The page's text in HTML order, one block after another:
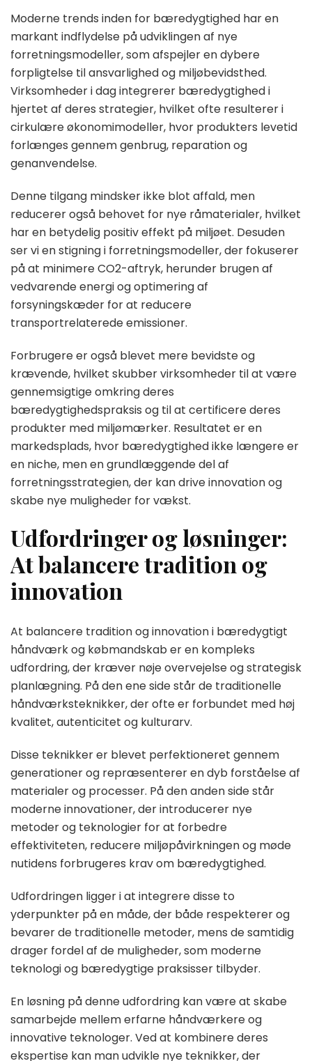
Moderne trends inden for bæredygtighed har en
markant indflydelse på udviklingen af nye
forretningsmodeller, som afspejler en dybere
forpligtelse til ansvarlighed og miljøbevidsthed.
Virksomheder i dag integrerer bæredygtighed i
hjertet af deres strategier, hvilket ofte resulterer i
cirkulære økonomimodeller, hvor produkters levetid
forlænges gennem genbrug, reparation og
genanvendelse.
Denne tilgang mindsker ikke blot affald, men
reducerer også behovet for nye råmaterialer, hvilket
har en betydelig positiv effekt på miljøet. Desuden
ser vi en stigning i forretningsmodeller, der fokuserer
på at minimere CO2-aftryk, herunder brugen af
vedvarende energi og optimering af
forsyningskæder for at reducere
transportrelaterede emissioner.
Forbrugere er også blevet mere bevidste og
krævende, hvilket skubber virksomheder til at være
gennemsigtige omkring deres
bæredygtighedspraksis og til at certificere deres
produkter med miljømærker. Resultatet er en
markedsplads, hvor bæredygtighed ikke længere er
en niche, men en grundlæggende del af
forretningsstrategien, der kan drive innovation og
skabe nye muligheder for vækst.
Udfordringer og løsninger:
At balancere tradition og
innovation
At balancere tradition og innovation i bæredygtigt
håndværk og købmandskab er en kompleks
udfordring, der kræver nøje overvejelse og strategisk
planlægning. På den ene side står de traditionelle
håndværksteknikker, der ofte er forbundet med høj
kvalitet, autenticitet og kulturarv.
Disse teknikker er blevet perfektioneret gennem
generationer og repræsenterer en dyb forståelse af
materialer og processer. På den anden side står
moderne innovationer, der introducerer nye
metoder og teknologier for at forbedre
effektiviteten, reducere miljøpåvirkningen og møde
nutidens forbrugeres krav om bæredygtighed.
Udfordringen ligger i at integrere disse to
yderpunkter på en måde, der både respekterer og
bevarer de traditionelle metoder, mens de samtidig
drager fordel af de muligheder, som moderne
teknologi og bæredygtige praksisser tilbyder.
En løsning på denne udfordring kan være at skabe
samarbejde mellem erfarne håndværkere og
innovative teknologer. Ved at kombinere deres
ekspertise kan man udvikle nye teknikker, der